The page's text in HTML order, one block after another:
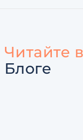
Читайте в
Блоге